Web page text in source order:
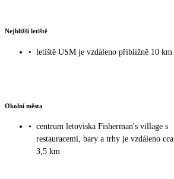
Nejbližší letiště
• letiště USM je vzdáleno přibližně 10 km
Okolní města
• centrum letoviska Fisherman's village s
restauracemi, bary a trhy je vzdáleno cca
3,5 km